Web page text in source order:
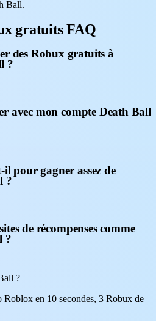
Ball.
gratuits FAQ
des Robux gratuits à
?
avec mon compte Death Ball
pour gagner assez de
?
de récompenses comme
?
?
Roblox en 10 secondes, 3 Robux de